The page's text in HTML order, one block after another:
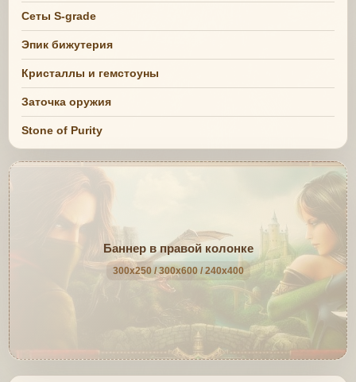
Сеты S-grade
Эпик бижутерия
Кристаллы и гемстоуны
Заточка оружия
Stone of Purity
Баннер в правой колонке
300x250 / 300x600 / 240x400